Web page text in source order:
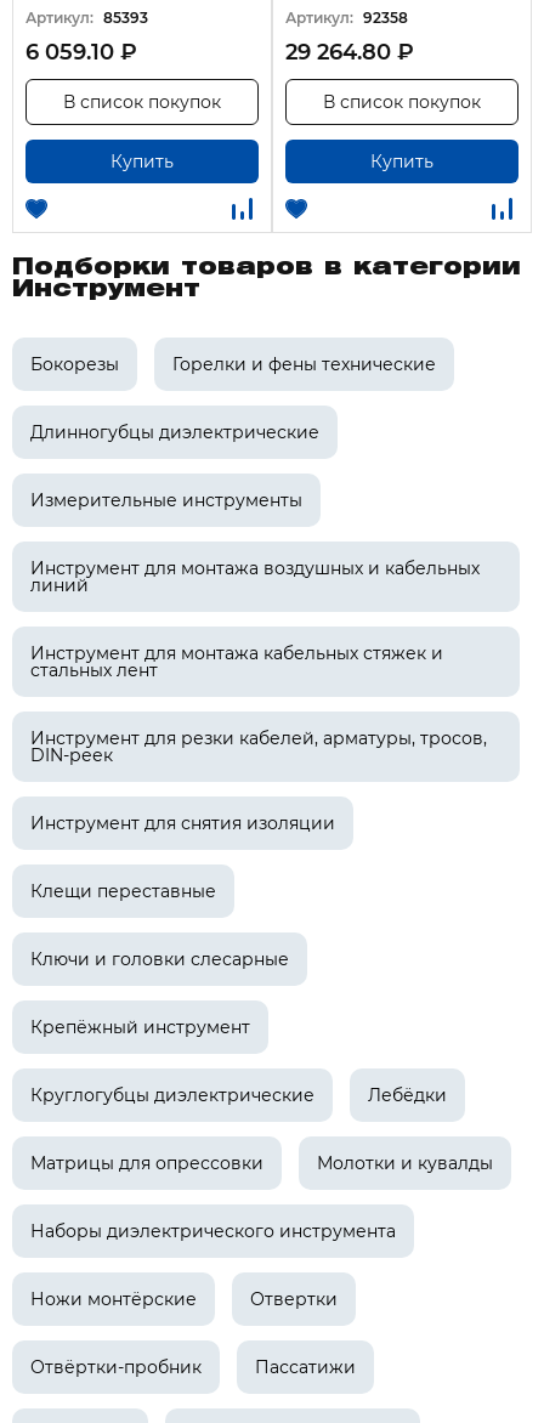
Артикул: 85393
6 059.10 ₽
Купить
В список покупок
Артикул: 92358
29 264.80 ₽
Купить
В список покупок
Подборки товаров в категории
Инструмент
Бокорезы Горелки и фены технические
Длинногубцы диэлектрические
Измерительные инструменты
Инструмент для монтажа воздушных и кабельных
линий
Инструмент для монтажа кабельных стяжек и
стальных лент
Инструмент для резки кабелей, арматуры, тросов,
DIN-реек
Инструмент для снятия изоляции
Клещи переставные
Ключи и головки слесарные
Крепёжный инструмент
Круглогубцы диэлектрические Лебёдки
Матрицы для опрессовки Молотки и кувалды
Наборы диэлектрического инструмента
Ножи монтёрские Отвертки
Отвёртки-пробник Пассатижи